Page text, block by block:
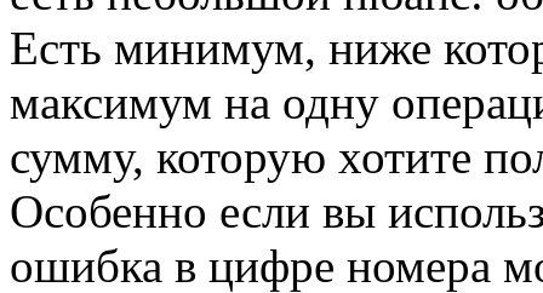
Есть минимум, ниже
максимум на одну
сумму, которую хотите
Особенно если вы
ошибка в цифре номера